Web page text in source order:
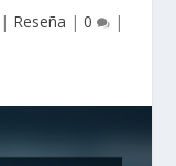
| Reseña | 0 |